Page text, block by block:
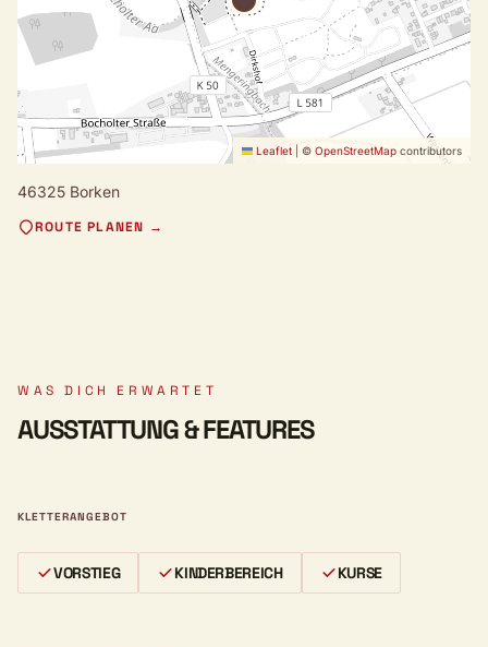
Leaflet © OpenStreetMap contributors
46325 Borken
ROUTE PLANEN →
WAS DICH ERWARTET
AUSSTATTUNG & FEATURES
KLETTERANGEBOT
VORSTIEG KINDERBEREICH KURSE